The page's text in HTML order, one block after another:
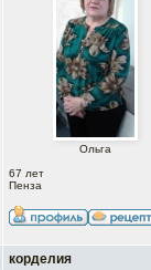
Ольга
67 лет
Пенза
корделия